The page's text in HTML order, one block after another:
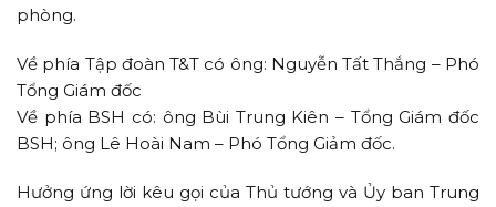
phòng.
Về phía Tập đoàn T&T có ông: Nguyễn Tất Thắng – Phó
Tổng Giám đốc
Về phía BSH có: ông Bùi Trung Kiên – Tổng Giám đốc
BSH; ông Lê Hoài Nam – Phó Tổng Giảm đốc.
Hưởng ứng lời kêu gọi của Thủ tướng và Ủy ban Trung